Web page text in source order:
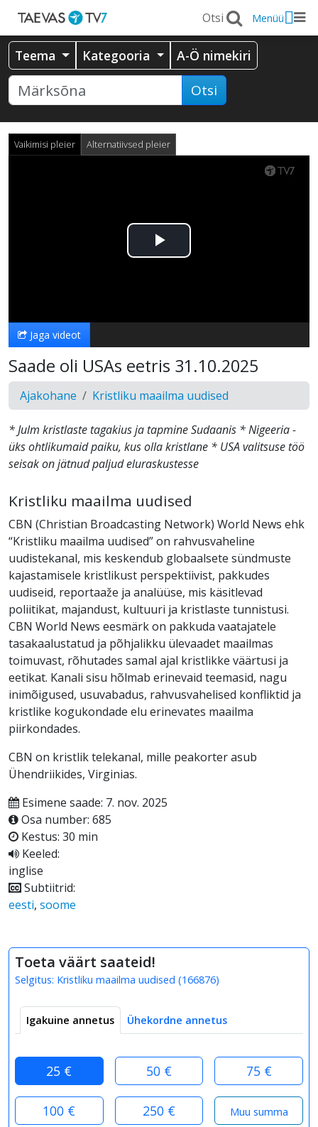
Menüü
Teema Kategooria A-Ö nimekiri
Otsi
Vaikimisi pleier Alternatiivsed pleier
Esita
Jaga videot
Saade oli USAs eetris 31.10.2025
Ajakohane Kristliku maailma uudised
* Julm kristlaste tagakius ja tapmine Sudaanis * Nigeeria -
üks ohtlikumaid paiku, kus olla kristlane * USA valitsuse töö
seisak on jätnud paljud eluraskustesse
Kristliku maailma uudised
CBN (Christian Broadcasting Network) World News ehk
“Kristliku maailma uudised” on rahvusvaheline
uudistekanal, mis keskendub globaalsete sündmuste
kajastamisele kristlikust perspektiivist, pakkudes
uudiseid, reportaaže ja analüüse, mis käsitlevad
poliitikat, majandust, kultuuri ja kristlaste tunnistusi.
CBN World News eesmärk on pakkuda vaatajatele
tasakaalustatud ja põhjalikku ülevaadet maailmas
toimuvast, rõhutades samal ajal kristlikke väärtusi ja
eetikat. Kanali sisu hõlmab erinevaid teemasid, nagu
inimõigused, usuvabadus, rahvusvahelised konfliktid ja
kristlike kogukondade elu erinevates maailma
piirkondades.
CBN on kristlik telekanal, mille peakorter asub
Ühendriikides, Virginias.
Esimene saade: 7. nov. 2025
Osa number: 685
Kestus: 30 min
Keeled:
inglise
Subtiitrid:
eesti, soome
Toeta väärt saateid!
Selgitus: Kristliku maailma uudised (166876)
Igakuine annetus Ühekordne annetus
25 € 50 € 75 €
100 € 250 €